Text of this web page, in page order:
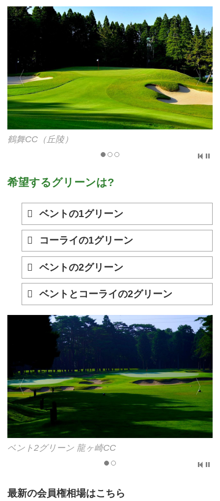
日高CC（林間）
希望するグリーンは?
ベントの1グリーン
コーライの1グリーン
ベントの2グリーン
ベントとコーライの2グリーン
ベント2グリーン 龍ヶ崎CC
最新の会員権相場はこちら